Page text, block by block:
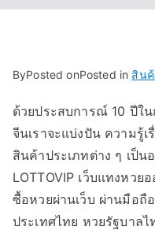
ByPosted onPosted in สิน
ด้วยประสบการณ์ 10 ปีใ
จีนเราจะแบ่งปัน ความรู้
สินค้าประเภทต่าง ๆ เป็น
LOTTOVIP เว็บแทงหว
ซื้อหวยผ่านเว็บ ผ่านมือถื
ประเทศไทย หวยรัฐบาล